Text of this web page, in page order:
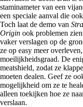
staminameter van een
een speciale aanval die
Toch laat de demo van
Origin ook problemen
vaker verslagen op de
ze op easy meer
moeilijkheidsgraad. De
meatshield, zodat ze
moeten dealen. Geef ze
mogelijkheid om ze te
alleen toekijken hoe ze
verslaan.